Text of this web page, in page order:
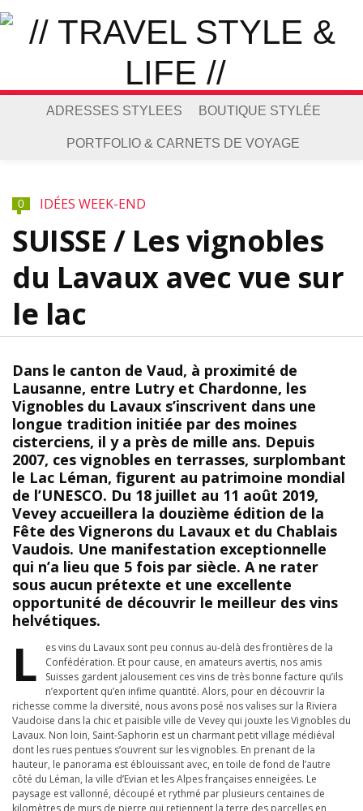
ADRESSES STYLEES BOUTIQUE STYLÉE
PORTFOLIO & CARNETS DE VOYAGE
0 IDÉES WEEK-END
SUISSE / Les vignobles
du Lavaux avec vue sur
le lac
Dans le canton de Vaud, à proximité de
Lausanne, entre Lutry et Chardonne, les
Vignobles du Lavaux s’inscrivent dans une
longue tradition initiée par des moines
cisterciens, il y a près de mille ans. Depuis
2007, ces vignobles en terrasses, surplombant
le Lac Léman, figurent au patrimoine mondial
de l’UNESCO. Du 18 juillet au 11 août 2019,
Vevey accueillera la douzième édition de la
Fête des Vignerons du Lavaux et du Chablais
Vaudois. Une manifestation exceptionnelle
qui n’a lieu que 5 fois par siècle. A ne rater
sous aucun prétexte et une excellente
opportunité de découvrir le meilleur des vins
helvétiques.
L
es vins du Lavaux sont peu connus au-delà des frontières de la
Confédération. Et pour cause, en amateurs avertis, nos amis
Suisses gardent jalousement ces vins de très bonne facture qu’ils
n’exportent qu’en infime quantité. Alors, pour en découvrir la
richesse comme la diversité, nous avons posé nos valises sur la Riviera
Vaudoise dans la chic et paisible ville de Vevey qui jouxte les Vignobles du
Lavaux. Non loin, Saint-Saphorin est un charmant petit village médiéval
dont les rues pentues s’ouvrent sur les vignobles. En prenant de la
hauteur, le panorama est éblouissant avec, en toile de fond de l’autre
côté du Léman, la ville d’Evian et les Alpes françaises enneigées. Le
paysage est vallonné, découpé et rythmé par plusieurs centaines de
kilomètres de murs de pierre qui retiennent la terre des parcelles en